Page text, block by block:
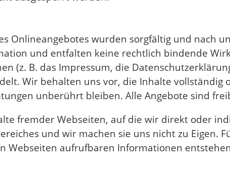
Onlineangebotes wurden sorgfältig und nach
und entfalten keine rechtlich bindende
(z. B. das Impressum, die
Wir behalten uns vor, die Inhalte vollständig
unberührt bleiben. Alle Angebote sind
fremder Webseiten, auf die wir direkt oder
und wir machen sie uns nicht zu Eigen.
Webseiten aufrufbaren Informationen